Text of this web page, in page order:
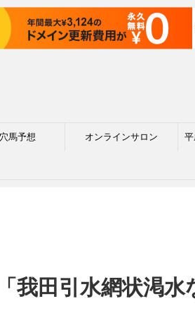
馬予想 オンラインサロン
我田引水網状渇水